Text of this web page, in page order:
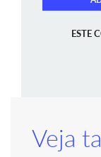
ESTE
Veja